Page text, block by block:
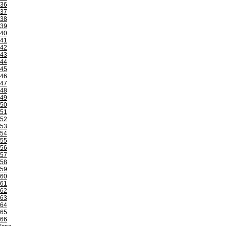
36
37
38
39
40
41
42
43
44
45
46
47
48
49
50
51
52
53
54
55
56
57
58
59
60
61
62
63
64
65
66